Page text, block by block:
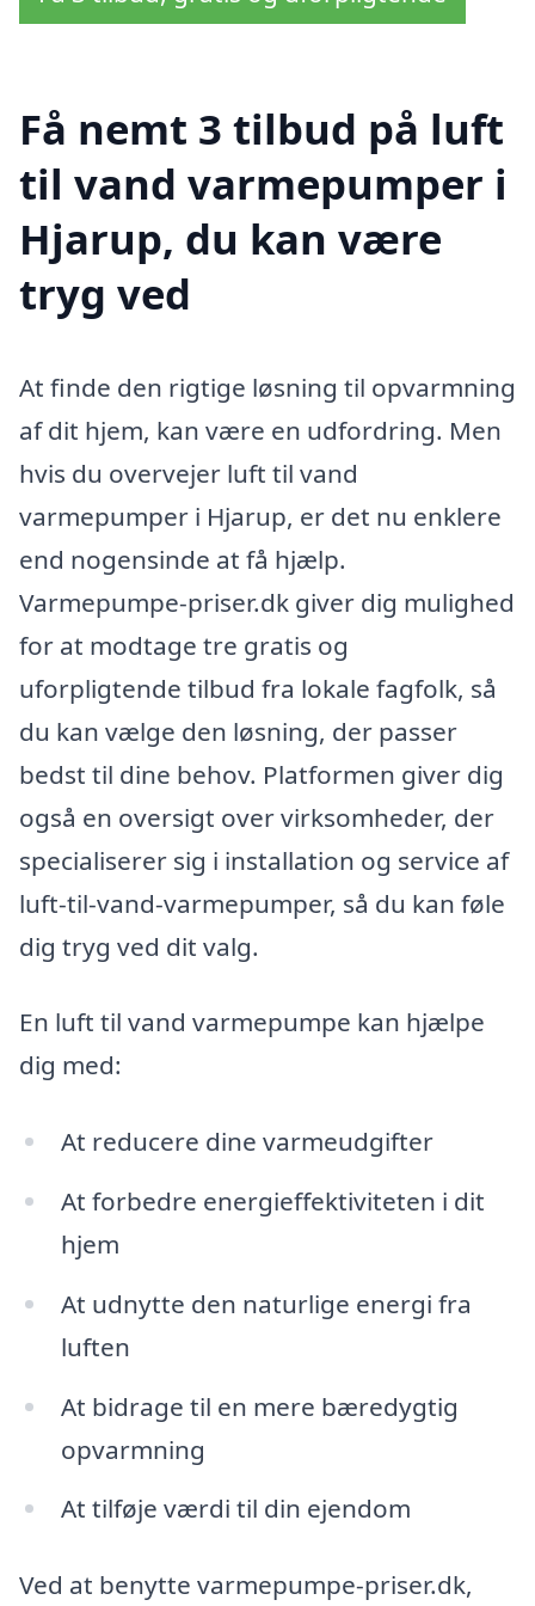
Få nemt 3 tilbud på luft
til vand varmepumper i
Hjarup, du kan være
tryg ved
At finde den rigtige løsning til opvarmning
af dit hjem, kan være en udfordring. Men
hvis du overvejer luft til vand
varmepumper i Hjarup, er det nu enklere
end nogensinde at få hjælp.
Varmepumpe-priser.dk giver dig mulighed
for at modtage tre gratis og
uforpligtende tilbud fra lokale fagfolk, så
du kan vælge den løsning, der passer
bedst til dine behov. Platformen giver dig
også en oversigt over virksomheder, der
specialiserer sig i installation og service af
luft-til-vand-varmepumper, så du kan føle
dig tryg ved dit valg.
En luft til vand varmepumpe kan hjælpe
dig med:
At reducere dine varmeudgifter
At forbedre energieffektiviteten i dit
hjem
At udnytte den naturlige energi fra
luften
At bidrage til en mere bæredygtig
opvarmning
At tilføje værdi til din ejendom
Ved at benytte varmepumpe-priser.dk,